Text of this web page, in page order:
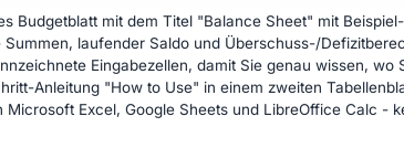
Budgetblatt mit dem Titel "Balance Sheet" mit
Summen, laufender Saldo und Überschuss-/
Eingabezellen, damit Sie genau wissen, wo
Anleitung "How to Use" in einem zweiten
Microsoft Excel, Google Sheets und LibreOffice Calc -